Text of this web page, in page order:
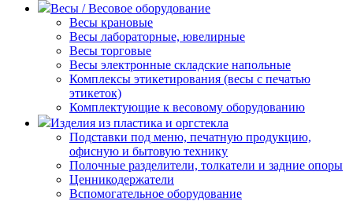
Весы / Весовое оборудование
Весы крановые
Весы лабораторные, ювелирные
Весы торговые
Весы электронные складские напольные
Комплексы этикетирования (весы с печатью
этикеток)
Комплектующие к весовому оборудованию
Изделия из пластика и оргстекла
Подставки под меню, печатную продукцию,
офисную и бытовую технику
Полочные разделители, толкатели и задние опоры
Ценникодержатели
Вспомогательное оборудование